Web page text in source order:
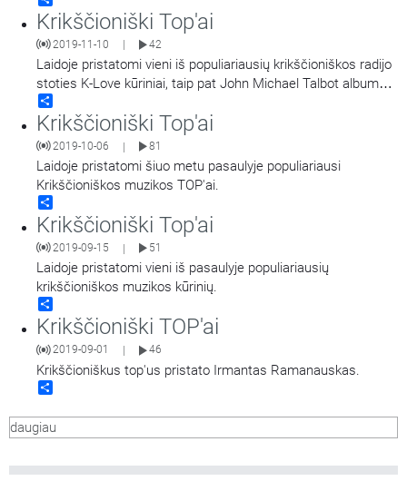
Krikščioniški Top'ai
2019-11-10 42
Laidoje pristatomi vieni iš populiariausių krikščioniškos radijo
stoties K-Love kūriniai, taip pat John Michael Talbot albumas
Monk Rock. Laidą veda Rimas Macevičius.
Krikščioniški Top'ai
2019-10-06 | 81
Laidoje pristatomi šiuo metu pasaulyje populiariausi
Krikščioniškos muzikos TOP'ai.
Krikščioniški Top'ai
2019-09-15 | 51
Laidoje pristatomi vieni iš pasaulyje populiariausių
krikščioniškos muzikos kūrinių.
Krikščioniški TOP'ai
2019-09-01 46
Krikščioniškus top'us pristato Irmantas Ramanauskas.
daugiau